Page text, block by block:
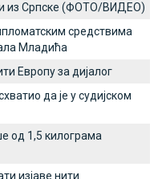
из Српске (ФОТО/ВИДЕО)
средствима
Младића
Европу за дијалог
да је у судијском
од 1,5 килограма
изјаве нити